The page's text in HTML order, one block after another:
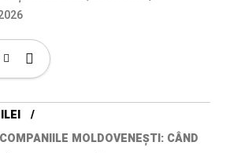
MOLDOVENEȘTI: CÂND